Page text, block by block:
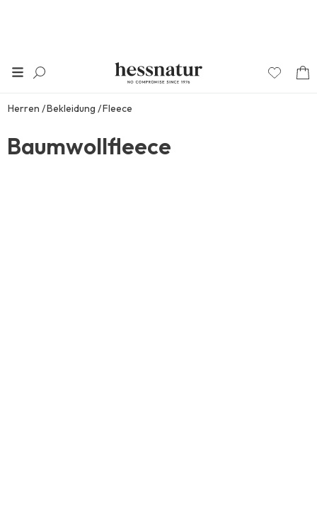
Herren Bekleidung Fleece
Baumwollfleece